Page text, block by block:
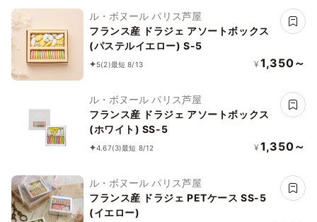
ル・ボヌール パリス芦屋
フランス産 ドラジェ アソートボックス
(パステルイエロー) S-5
5(2)最短 8/13 ¥ 1,350～
ル・ボヌール パリス芦屋
フランス産 ドラジェ アソートボックス
(ホワイト) SS-5
4.67(3)最短 8/12 ¥ 1,350～
ル・ボヌール パリス芦屋
フランス産 ドラジェ PETケース SS-5
(イエロー)